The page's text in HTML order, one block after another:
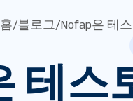
홈/블로그/Nofap은 테
테스